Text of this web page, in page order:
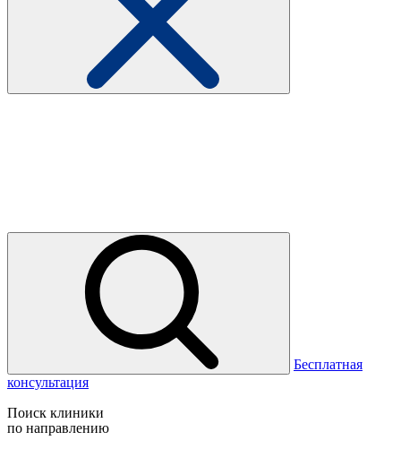
Бесплатная
консультация
Поиск клиники
по направлению